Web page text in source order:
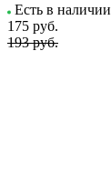
Есть в наличии
175 руб.
193 руб.